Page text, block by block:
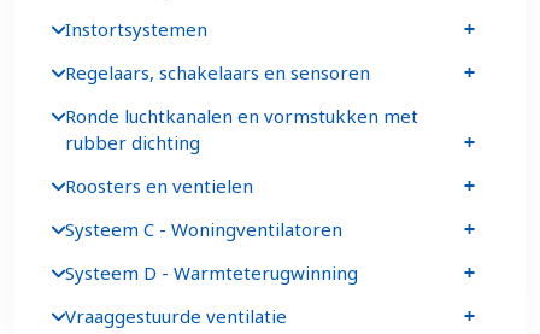
Instortsystemen
Regelaars, schakelaars en sensoren
Ronde luchtkanalen en vormstukken met
rubber dichting
Roosters en ventielen
Systeem C - Woningventilatoren
Systeem D - Warmteterugwinning
Vraaggestuurde ventilatie